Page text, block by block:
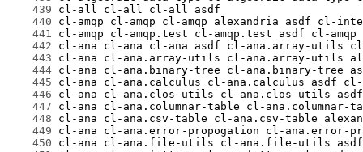
    439
    440
    441
    442
    443
    444
    445
    446
    447
    448
    449
    450